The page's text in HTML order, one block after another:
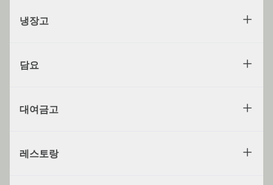
냉장고
담요
대여금고
레스토랑